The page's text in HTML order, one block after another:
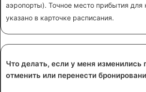
аэропорты). Точное место прибытия для
указано в карточке расписания.
Что делать, если у меня изменились
отменить или перенести